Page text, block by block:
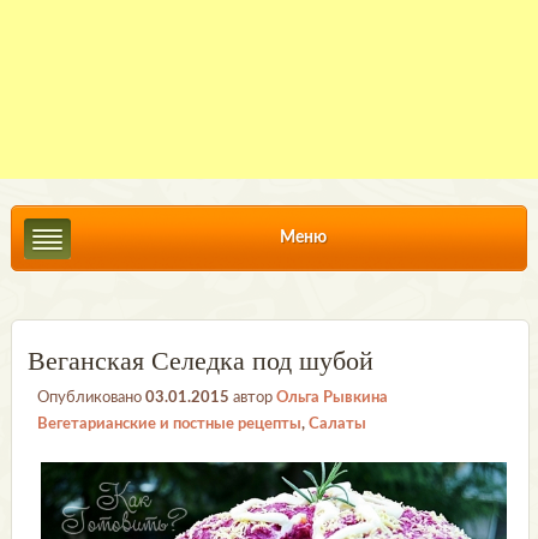
Меню
Веганская Селедка под шубой
Опубликовано03.01.2015 авторОльга Рывкина
Вегетарианские и постные рецепты,Салаты